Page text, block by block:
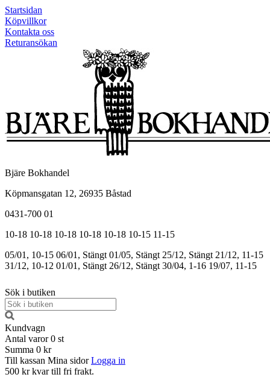
Startsidan
Köpvillkor
Kontakta oss
Returansökan
Bjäre Bokhandel
Köpmansgatan 12, 26935 Båstad
0431-700 01
10-18 10-18 10-18 10-18 10-18 10-15 11-15
05/01, 10-15 06/01, Stängt 01/05, Stängt 25/12, Stängt 21/12, 11-15
31/12, 10-12 01/01, Stängt 26/12, Stängt 30/04, 1-16 19/07, 11-15
Sök i butiken
Kundvagn
Antal varor 0 st
Summa 0 kr
Till kassan Mina sidor Logga in
500 kr kvar till fri frakt.